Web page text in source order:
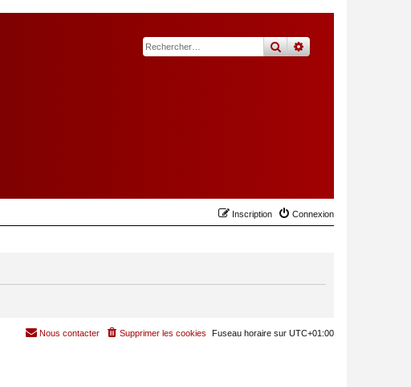
rechercher
recherche
Connexion
Inscription
Fuseau horaire sur UTC+01:00
Supprimer les cookies
Nous contacter